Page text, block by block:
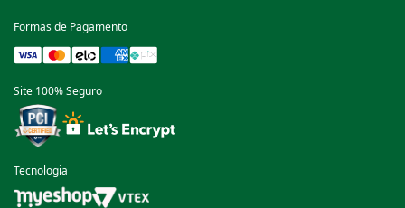
Formas de Pagamento
Site 100% Seguro
Tecnologia